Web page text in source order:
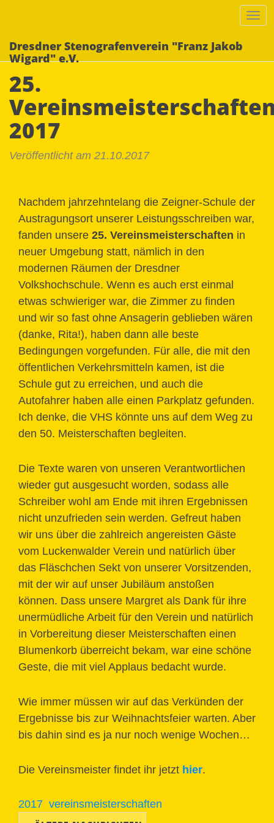
Dresdner Stenografenverein "Franz Jakob
Wigard" e.V.
25.
2017
Veröffentlicht am 21.10.2017
Nachdem jahrzehntelang die Zeigner-Schule der
Austragungsort unserer Leistungsschreiben war,
fanden unsere 25. Vereinsmeisterschaften in
neuer Umgebung statt, nämlich in den
modernen Räumen der Dresdner
Volkshochschule. Wenn es auch erst einmal
etwas schwieriger war, die Zimmer zu finden
und wir so fast ohne Ansagerin geblieben wären
(danke, Rita!), haben dann alle beste
Bedingungen vorgefunden. Für alle, die mit den
öffentlichen Verkehrsmitteln kamen, ist die
Schule gut zu erreichen, und auch die
Autofahrer haben alle einen Parkplatz gefunden.
Ich denke, die VHS könnte uns auf dem Weg zu
den 50. Meisterschaften begleiten.
Die Texte waren von unseren Verantwortlichen
wieder gut ausgesucht worden, sodass alle
Schreiber wohl am Ende mit ihren Ergebnissen
nicht unzufrieden sein werden. Gefreut haben
wir uns über die zahlreich angereisten Gäste
vom Luckenwalder Verein und natürlich über
das Fläschchen Sekt von unserer Vorsitzenden,
mit der wir auf unser Jubiläum anstoßen
können. Dass unsere Margret als Dank für ihre
unermüdliche Arbeit für den Verein und natürlich
in Vorbereitung dieser Meisterschaften einen
Blumenkorb überreicht bekam, war eine schöne
Geste, die mit viel Applaus bedacht wurde.
Wie immer müssen wir auf das Verkünden der
Ergebnisse bis zur Weihnachtsfeier warten. Aber
bis dahin sind es ja nur noch wenige Wochen…
Die Vereinsmeister findet ihr jetzt hier.
2017 vereinsmeisterschaften